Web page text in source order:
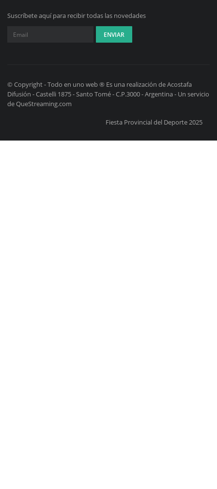
Suscríbete aquí para recibir todas las novedades
© Copyright - Todo en uno web ® Es una realización de Acostafa
Difusión - Castelli 1875 - Santo Tomé - C.P.3000 - Argentina - Un servicio
de QueStreaming.com
Fiesta Provincial del Deporte 2025